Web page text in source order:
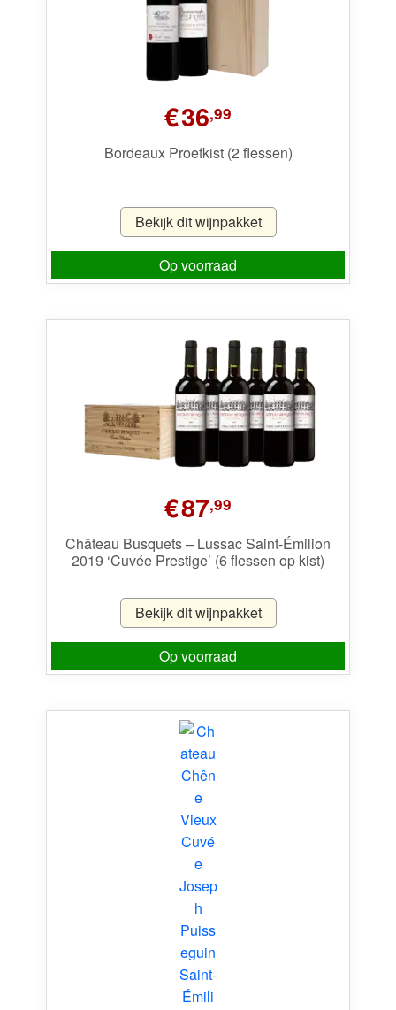
€36,99
Bordeaux Proefkist (2 flessen)
Bekijk dit wijnpakket
Op voorraad
€87,99
Château Busquets – Lussac Saint-Émilion
2019 ‘Cuvée Prestige’ (6 flessen op kist)
Bekijk dit wijnpakket
Op voorraad